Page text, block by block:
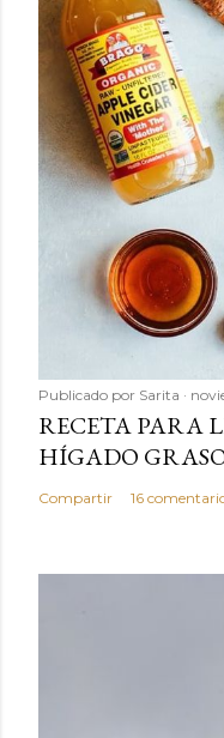
Publicado por Sarita
RECETA PARA
HÍGADO
Compartir 16